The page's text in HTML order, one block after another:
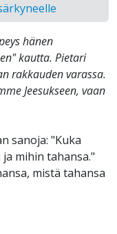
hänen
kautta. Pietari
rakkauden varassa.
Jeesukseen, vaan
sanoja: "Kuka
mihin tahansa."
mistä tahansa